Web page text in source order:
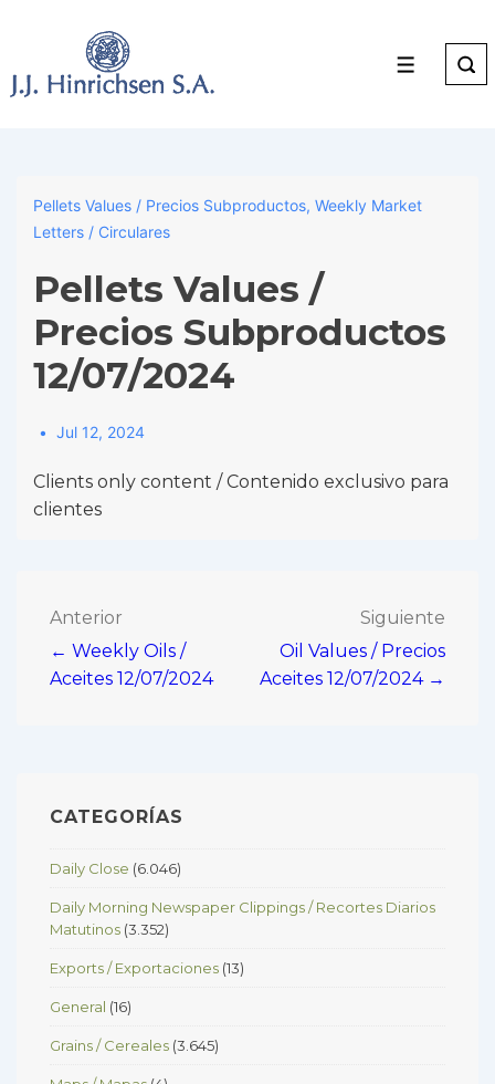
Main
Menu
Pellets Values / Precios Subproductos, Weekly Market
Letters / Circulares
Pellets Values /
Precios Subproductos
12/07/2024
Jul 12, 2024
Clients only content / Contenido exclusivo para
clientes
Navegación
de
Anterior
← Weekly Oils /
Aceites 12/07/2024
Siguiente
Oil Values / Precios
Aceites 12/07/2024 →
CATEGORÍAS
Daily Close (6.046)
Daily Morning Newspaper Clippings / Recortes Diarios
Matutinos (3.352)
Exports / Exportaciones (13)
General (16)
Grains / Cereales (3.645)